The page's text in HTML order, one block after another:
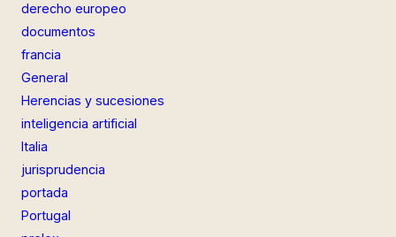
derecho europeo
documentos
francia
General
Herencias y sucesiones
inteligencia artificial
Italia
jurisprudencia
portada
Portugal